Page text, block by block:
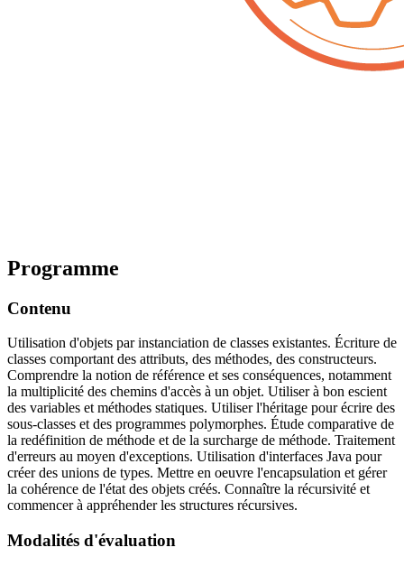
Programme
Contenu
Utilisation d'objets par instanciation de classes existantes. Écriture de
classes comportant des attributs, des méthodes, des constructeurs.
Comprendre la notion de référence et ses conséquences, notamment
la multiplicité des chemins d'accès à un objet. Utiliser à bon escient
des variables et méthodes statiques. Utiliser l'héritage pour écrire des
sous-classes et des programmes polymorphes. Étude comparative de
la redéfinition de méthode et de la surcharge de méthode. Traitement
d'erreurs au moyen d'exceptions. Utilisation d'interfaces Java pour
créer des unions de types. Mettre en oeuvre l'encapsulation et gérer
la cohérence de l'état des objets créés. Connaître la récursivité et
commencer à appréhender les structures récursives.
Modalités d'évaluation